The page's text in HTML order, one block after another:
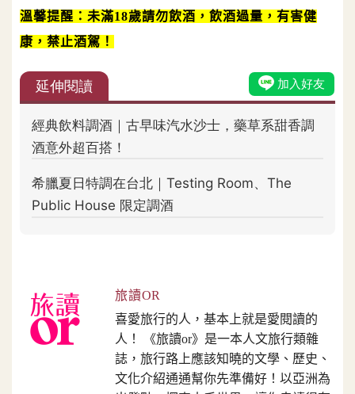
溫馨提醒：未滿18歲請勿飲酒，飲酒過量，有害健
康，禁止酒駕！
旅讀OR
喜愛旅行的人，基本上就是愛閱讀的
人！ 《旅讀or》是一本人文旅行類雜
誌，旅行路上應該知曉的文學、歷史、
文化介紹通通幫你先準備好！以亞洲為